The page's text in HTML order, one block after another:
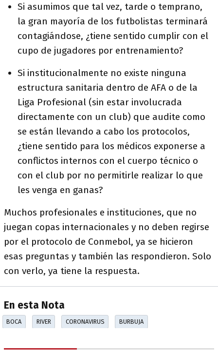
Si asumimos que tal vez, tarde o temprano,
la gran mayoría de los futbolistas terminará
contagiándose, ¿tiene sentido cumplir con el
cupo de jugadores por entrenamiento?
Si institucionalmente no existe ninguna
estructura sanitaria dentro de AFA o de la
Liga Profesional (sin estar involucrada
directamente con un club) que audite como
se están llevando a cabo los protocolos,
¿tiene sentido para los médicos exponerse a
conflictos internos con el cuerpo técnico o
con el club por no permitirle realizar lo que
les venga en ganas?
Muchos profesionales e instituciones, que no
juegan copas internacionales y no deben regirse
por el protocolo de Conmebol, ya se hicieron
esas preguntas y también las respondieron. Solo
con verlo, ya tiene la respuesta.
En esta Nota
BOCA RIVER CORONAVIRUS BURBUJA